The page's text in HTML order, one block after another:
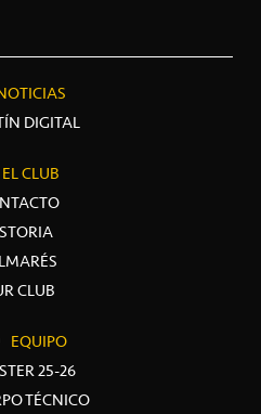
DIGITAL
EL CLUB
CLUB
EQUIPO
25-26
TÉCNICO